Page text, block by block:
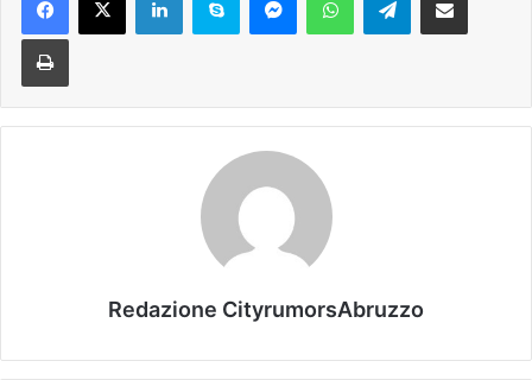
Redazione CityrumorsAbruzzo